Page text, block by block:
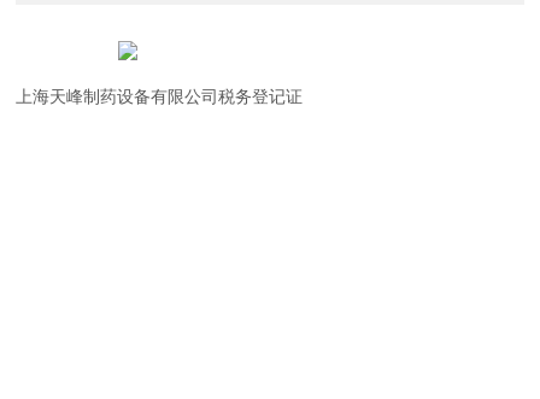
上海天峰制药设备有限公司税务登记证